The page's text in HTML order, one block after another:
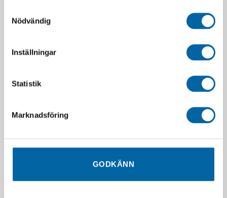
Nödvändig
Inställningar
Statistik
Marknadsföring
GODKÄNN
7 390,00kr
1 090,00kr